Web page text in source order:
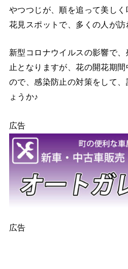
やつつじが、順を追って美し
花見スポットで、多くの人が訪
新型コロナウイルスの影響で
止となりますが、花の開花期
ので、感染防止の対策をして
ょうか♪
広告
広告